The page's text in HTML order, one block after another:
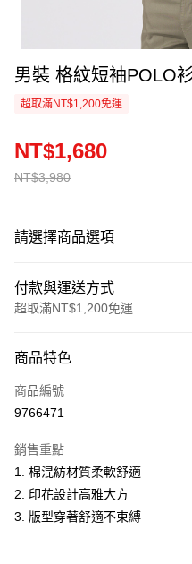
男裝 格紋短袖POLO
超取滿NT$1,200免運
NT$3,980
NT$1,680
請選擇商品選項
付款與運送方式
超取滿NT$1,200免運
信用卡一次付款
超商取貨付款
Apple Pay
悠遊付
商品特色
商品編號
9766471
銷售重點
1. 棉混紡材質柔軟舒適
2. 印花設計高雅大方
3. 版型穿著舒適不束縛